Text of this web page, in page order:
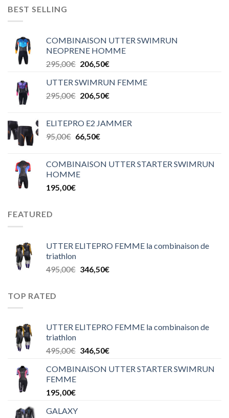
BEST SELLING
COMBINAISON UTTER SWIMRUN
NEOPRENE HOMME
295,00€ 206,50€
UTTER SWIMRUN FEMME
295,00€ 206,50€
ELITEPRO E2 JAMMER
95,00€ 66,50€
COMBINAISON UTTER STARTER SWIMRUN
HOMME
195,00€
FEATURED
UTTER ELITEPRO FEMME la combinaison de
triathlon
495,00€ 346,50€
TOP RATED
UTTER ELITEPRO FEMME la combinaison de
triathlon
495,00€ 346,50€
COMBINAISON UTTER STARTER SWIMRUN
FEMME
195,00€
GALAXY